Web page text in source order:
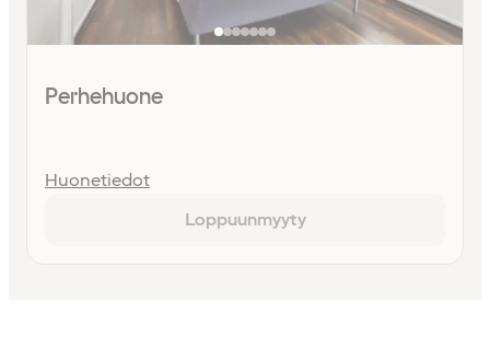
Perhehuone
Huonetiedot
Loppuunmyyty